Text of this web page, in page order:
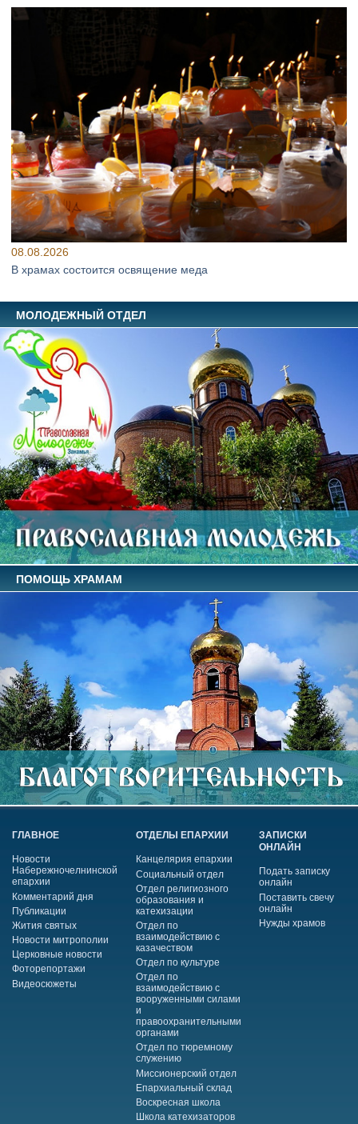
08.08.2026
В храмах состоится освящение меда
МОЛОДЕЖНЫЙ ОТДЕЛ
ПОМОЩЬ ХРАМАМ
ГЛАВНОЕ
Новости
Набережночелнинской
епархии
Комментарий дня
Публикации
Жития святых
Новости митрополии
Церковные новости
Фоторепортажи
Видеосюжеты
ОТДЕЛЫ ЕПАРХИИ
Канцелярия епархии
Социальный отдел
Отдел религиозного
образования и
катехизации
Отдел по
взаимодействию с
казачеством
Отдел по культуре
Отдел по
взаимодействию с
вооруженными силами
и
правоохранительными
органами
Отдел по тюремному
служению
Миссионерский отдел
Епархиальный склад
Воскресная школа
Школа катехизаторов
ЗАПИСКИ
ОНЛАЙН
Подать записку
онлайн
Поставить свечу
онлайн
Нужды храмов